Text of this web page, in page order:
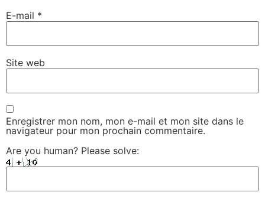
E-mail *
Site web
Enregistrer mon nom, mon e-mail et mon site dans le
navigateur pour mon prochain commentaire.
Are you human? Please solve: